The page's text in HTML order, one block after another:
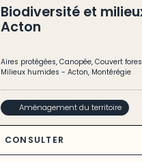
Biodiversité et
Acton
Aires protégées,Canopée,Couvert
Milieux humides -Acton, Montérégie
Aménagement du territoire
CONSULTER